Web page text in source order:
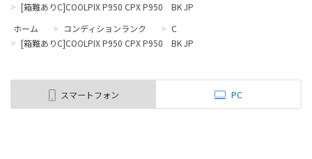
> [箱難ありC]COOLPIX P950 CPX P950 BK JP
ホーム
> コンディションランク > C
> [箱難ありC]COOLPIX P950 CPX P950 BK JP
スマートフォン PC